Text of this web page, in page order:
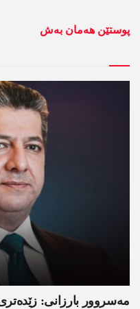
پوستێن ھەمان بەش
مەسروور بارزانی: